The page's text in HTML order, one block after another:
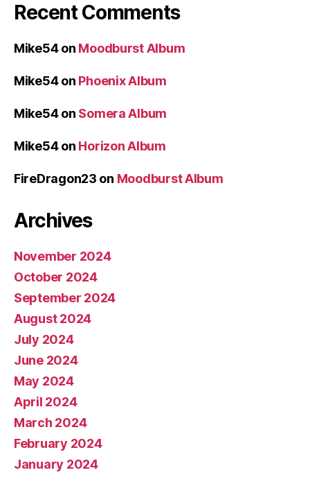
Recent Comments
Mike54on Moodburst Album
Mike54on Phoenix Album
Mike54on Somera Album
Mike54on Horizon Album
FireDragon23 on Moodburst Album
Archives
November 2024
October 2024
September 2024
August 2024
July 2024
June 2024
May 2024
April 2024
March 2024
February 2024
January 2024